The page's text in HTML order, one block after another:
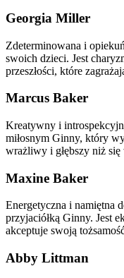
Georgia Miller
Zdeterminowana i
swoich dzieci. Jest
przeszłości, które
Marcus Baker
Kreatywny i
miłosnym Ginny, który
wrażliwy i głębszy niż się
Maxine Baker
Energetyczna i namiętna
przyjaciółką Ginny. Jest
akceptuje swoją
Abby Littman